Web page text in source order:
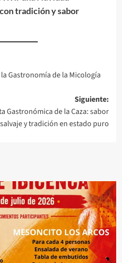
tradición y sabor
Gastronomía de la Micología
Siguiente:
Gastronómica de la Caza: sabor
salvaje y tradición en estado puro